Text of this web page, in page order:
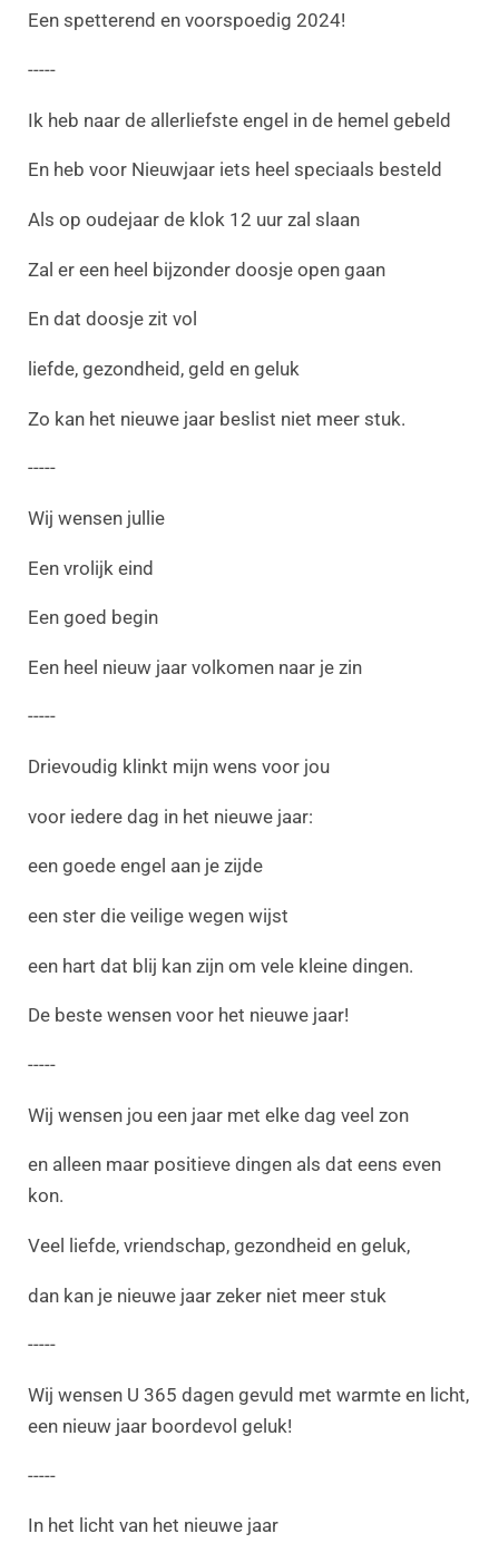
Een spetterend en voorspoedig 2024!
-----
Ik heb naar de allerliefste engel in de hemel gebeld
En heb voor Nieuwjaar iets heel speciaals besteld
Als op oudejaar de klok 12 uur zal slaan
Zal er een heel bijzonder doosje open gaan
En dat doosje zit vol
liefde, gezondheid, geld en geluk
Zo kan het nieuwe jaar beslist niet meer stuk.
-----
Wij wensen jullie
Een vrolijk eind
Een goed begin
Een heel nieuw jaar volkomen naar je zin
-----
Drievoudig klinkt mijn wens voor jou
voor iedere dag in het nieuwe jaar:
een goede engel aan je zijde
een ster die veilige wegen wijst
een hart dat blij kan zijn om vele kleine dingen.
De beste wensen voor het nieuwe jaar!
-----
Wij wensen jou een jaar met elke dag veel zon
en alleen maar positieve dingen als dat eens even
kon.
Veel liefde, vriendschap, gezondheid en geluk,
dan kan je nieuwe jaar zeker niet meer stuk
-----
Wij wensen U 365 dagen gevuld met warmte en licht,
een nieuw jaar boordevol geluk!
-----
In het licht van het nieuwe jaar